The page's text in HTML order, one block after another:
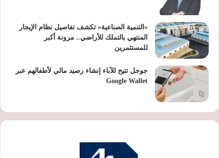
«التنمية الصناعية» تكشف تفاصيل نظام الإيجار
المنتهي بالتملك للأراضي.. مرونة أكبر
للمستثمرين
جوجل تتيح للآباء إنشاء رصيد مالي لأطفالهم عبر
Google Wallet